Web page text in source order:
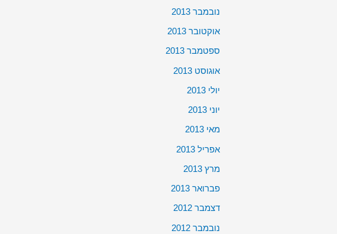
נובמבר 2013
אוקטובר 2013
ספטמבר 2013
אוגוסט 2013
יולי 2013
יוני 2013
מאי 2013
אפריל 2013
מרץ 2013
פברואר 2013
דצמבר 2012
נובמבר 2012